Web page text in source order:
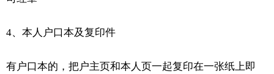
4、本人户口本及复印件
有户口本的，把户主页和本人页一起复印在一张纸上即